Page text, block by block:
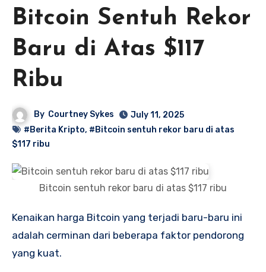
Bitcoin Sentuh Rekor
Baru di Atas $117
Ribu
By Courtney Sykes
July 11, 2025
#Berita Kripto, #Bitcoin sentuh rekor baru di atas
$117 ribu
Bitcoin sentuh rekor baru di atas $117 ribu
Kenaikan harga Bitcoin yang terjadi baru-baru ini
adalah cerminan dari beberapa faktor pendorong
yang kuat.